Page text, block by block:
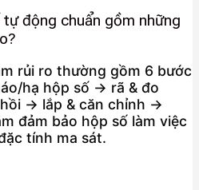
động chuẩn gồm những
rủi ro thường gồm 6 bước
hạ hộp số → rã & đo
→ lắp & căn chỉnh →
đảm bảo hộp số làm việc
tính ma sát.